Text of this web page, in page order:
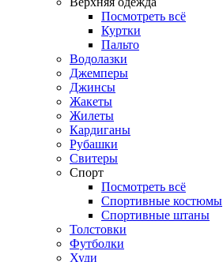
Посмотреть всё
Куртки
Пальто
Водолазки
Джемперы
Джинсы
Жакеты
Жилеты
Кардиганы
Рубашки
Свитеры
Спорт
Посмотреть всё
Спортивные костюмы
Спортивные штаны
Толстовки
Футболки
Худи